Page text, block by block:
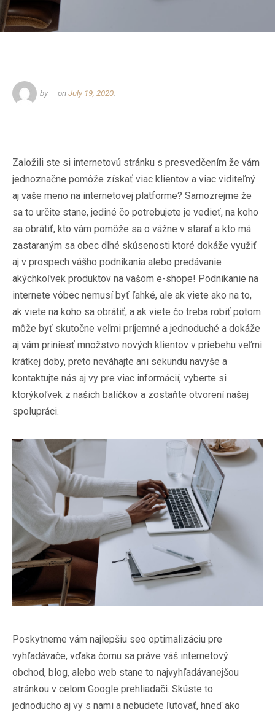
by — on July 19, 2020
Založili ste si internetovú stránku s presvedčením že vám
jednoznačne pomôže získať viac klientov a viac viditeľný
aj vaše meno na internetovej platforme? Samozrejme že
sa to určite stane, jediné čo potrebujete je vedieť, na koho
sa obrátiť, kto vám pomôže sa o vážne v starať a kto má
zastaraným sa obec dlhé skúsenosti ktoré dokáže využiť
aj v prospech vášho podnikania alebo predávanie
akýchkoľvek produktov na vašom e-shope! Podnikanie na
internete vôbec nemusí byť ľahké, ale ak viete ako na to,
ak viete na koho sa obrátiť, a ak viete čo treba robiť potom
môže byť skutočne veľmi príjemné a jednoduché a dokáže
aj vám priniesť množstvo nových klientov v priebehu veľmi
krátkej doby, preto neváhajte ani sekundu navyše a
kontaktujte nás aj vy pre viac informácií, vyberte si
ktorýkoľvek z našich balíčkov a zostaňte otvorení našej
spolupráci.
Poskytneme vám najlepšiu seo optimalizáciu pre
vyhľadávače, vďaka čomu sa práve váš internetový
obchod, blog, alebo web stane to najvyhľadávanejšou
stránkou v celom Google prehliadači. Skúste to
jednoducho aj vy s nami a nebudete ľutovať, hneď ako